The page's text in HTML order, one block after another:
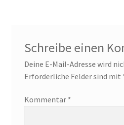
Schreibe einen
Deine E-Mail-Adresse wird
Erforderliche Felder sind mit
Kommentar *